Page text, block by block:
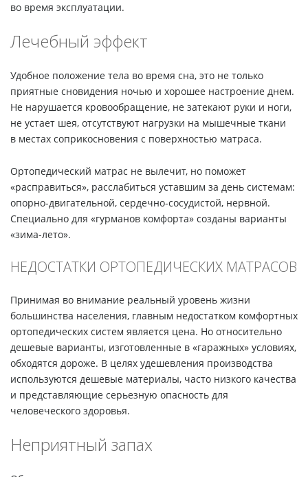
во время эксплуатации.
Лечебный эффект
Удобное положение тела во время сна, это не только
приятные сновидения ночью и хорошее настроение днем.
Не нарушается кровообращение, не затекают руки и ноги,
не устает шея, отсутствуют нагрузки на мышечные ткани
в местах соприкосновения с поверхностью матраса.
Ортопедический матрас не вылечит, но поможет
«расправиться», расслабиться уставшим за день системам:
опорно-двигательной, сердечно-сосудистой, нервной.
Специально для «гурманов комфорта» созданы варианты
«зима-лето».
НЕДОСТАТКИ ОРТОПЕДИЧЕСКИХ МАТРАСОВ
Принимая во внимание реальный уровень жизни
большинства населения, главным недостатком комфортных
ортопедических систем является цена. Но относительно
дешевые варианты, изготовленные в «гаражных» условиях,
обходятся дороже. В целях удешевления производства
используются дешевые материалы, часто низкого качества
и представляющие серьезную опасность для
человеческого здоровья.
Неприятный запах